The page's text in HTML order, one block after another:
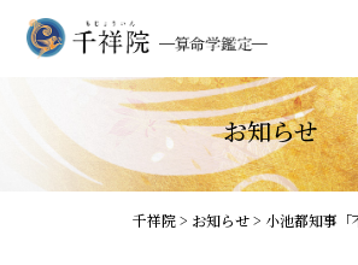
お知らせ
千祥院> お知らせ> 小池都知事「